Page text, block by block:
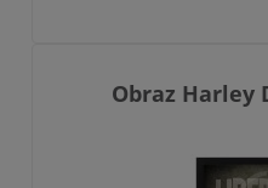
Obraz Harley